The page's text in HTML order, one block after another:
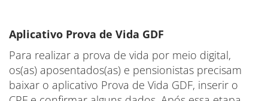
Aplicativo Prova de Vida GDF
Para realizar a prova de vida por meio digital,
os(as) aposentados(as) e pensionistas precisam
baixar o aplicativo Prova de Vida GDF, inserir o